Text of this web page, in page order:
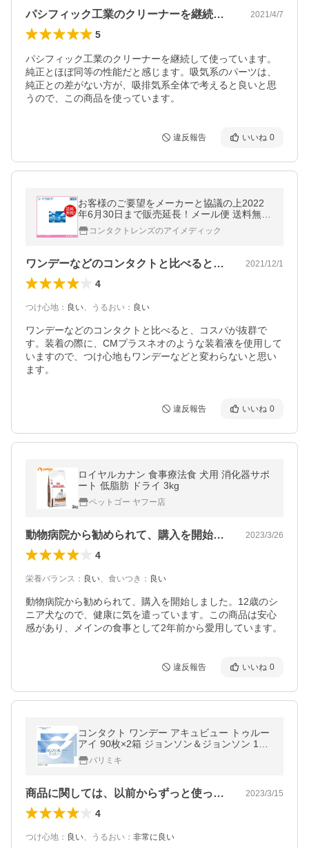
パシフィック工業のクリーナーを継続して… 2021/4/7
5
パシフィック工業のクリーナーを継続して使っています。
純正とほぼ同等の性能だと感じます。吸気系のパーツは、
純正との差がない方が、吸排気系全体で考えると良いと思
うので、この商品を使っています。
違反報告 いいね 0
お客様のご要望をメーカーと協議の上2022
年6月30日まで販売延長！メール便 送料無料
ソフトコンタクトレンズ シード スカイ (1枚)
SEED SKY
コンタクトレンズのアイメディック
ワンデーなどのコンタクトと比べると、コ… 2021/12/1
4
つけ心地 ： 良い、 うるおい ： 良い
ワンデーなどのコンタクトと比べると、コスパが抜群で
す。装着の際に、CMプラスネオのような装着液を使用して
いますので、つけ心地もワンデーなどと変わらないと思い
ます。
違反報告 いいね 0
ロイヤルカナン 食事療法食 犬用 消化器サポ
ート 低脂肪 ドライ 3kg
ペットゴー ヤフー店
動物病院から勧められて、購入を開始しま… 2023/3/26
4
栄養バランス ： 良い、 食いつき ： 良い
動物病院から勧められて、購入を開始しました。12歳のシ
ニア犬なので、健康に気を遣っています。この商品は安心
感があり、メインの食事として2年前から愛用しています。
違反報告 いいね 0
コンタクト ワンデー アキュビュー トゥルー
アイ 90枚×2箱 ジョンソン＆ジョンソン 1日
使い捨て 3ヶ月分
パリミキ
商品に関しては、以前からずっと使ってい… 2023/3/15
4
つけ心地 ： 良い、 うるおい ： 非常に良い